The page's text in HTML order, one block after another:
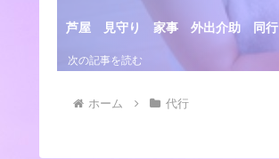
芦屋 見守り 家事 外出介助 同行
ホーム 代行